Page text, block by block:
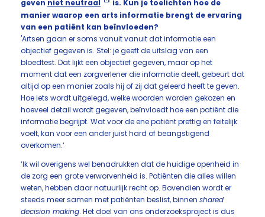
geven niet neutraal
is. Kun je toelichten hoe de
manier waarop een arts informatie brengt de ervaring
van een patiënt kan beïnvloeden?
'Artsen gaan er soms vanuit vanuit dat informatie een
objectief gegeven is. Stel: je geeft de uitslag van een
bloedtest. Dat lijkt een objectief gegeven, maar op het
moment dat een zorgverlener die informatie deelt, gebeurt dat
altijd op een manier zoals hij of zij dat geleerd heeft te geven.
Hoe iets wordt uitgelegd, welke woorden worden gekozen en
hoeveel detail wordt gegeven, beïnvloedt hoe een patiënt die
informatie begrijpt. Wat voor de ene patiënt prettig en feitelijk
voelt, kan voor een ander juist hard of beangstigend
overkomen.‘
‘Ik wil overigens wel benadrukken dat de huidige openheid in
de zorg een grote verworvenheid is. Patiënten die alles willen
weten, hebben daar natuurlijk recht op. Bovendien wordt er
steeds meer samen met patiënten beslist, binnen shared
decision making. Het doel van ons onderzoeksproject is dus